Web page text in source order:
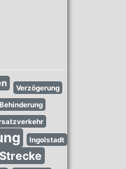
Verzögerung
Behinderung
Ingolstadt
Strecke